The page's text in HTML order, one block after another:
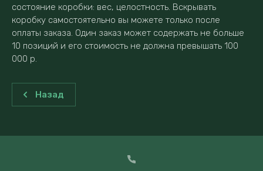
состояние коробки: вес, целостность. Вскрывать
коробку самостоятельно вы можете только после
оплаты заказа. Один заказ может содержать не больше
10 позиций и его стоимость не должна превышать 100
000 р.
Назад